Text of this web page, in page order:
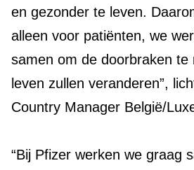
en gezonder te leven.
alleen voor patiënten, we
samen om de doorbraken te
leven zullen veranderen”,
Country Manager België/
“Bij Pfizer werken we graag